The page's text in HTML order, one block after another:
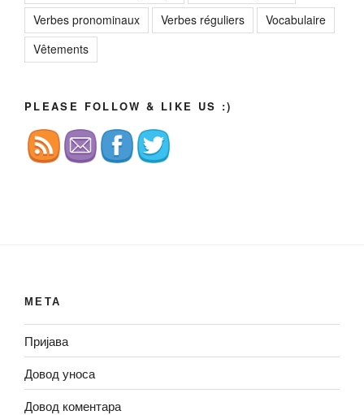
Verbes pronominaux
Verbes réguliers
Vocabulaire
Vêtements
PLEASE FOLLOW & LIKE US :)
МЕТА
Пријава
Довод уноса
Довод коментара